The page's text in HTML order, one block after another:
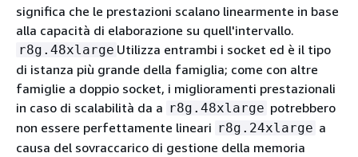
significa che le prestazioni scalano linearmente in base
alla capacità di elaborazione su quell'intervallo.
r8g.48xlarge Utilizza entrambi i socket ed è il tipo
di istanza più grande della famiglia; come con altre
famiglie a doppio socket, i miglioramenti prestazionali
in caso di scalabilità da a r8g.48xlarge potrebbero
non essere perfettamente lineari r8g.24xlarge a
causa del sovraccarico di gestione della memoria